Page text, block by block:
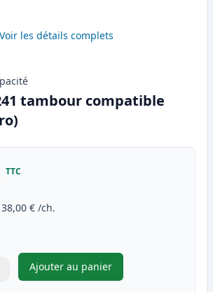
Voir les détails complets
tambour compatible
TTC
38,00 € /ch.
pour ajuster
Ajouter au panier
,Brother DR241 tambour